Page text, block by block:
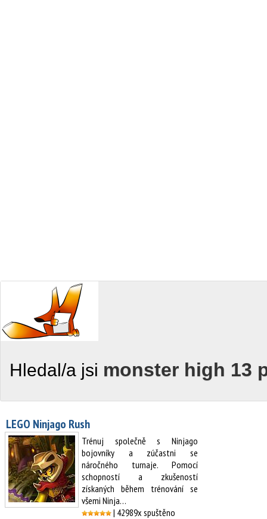
Hledal/a jsi monster high 13
LEGO Ninjago Rush
Trénuj společně s Ninjago
bojovníky a zúčastni se
náročného turnaje. Pomocí
schopností a zkušeností
získaných během trénování se
všemi Ninja…
| 42989x spuštěno